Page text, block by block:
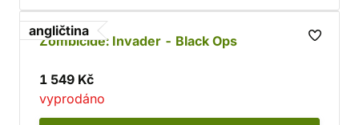
angličtina
Zombicide: Invader - Black Ops
1 549 Kč
vyprodáno